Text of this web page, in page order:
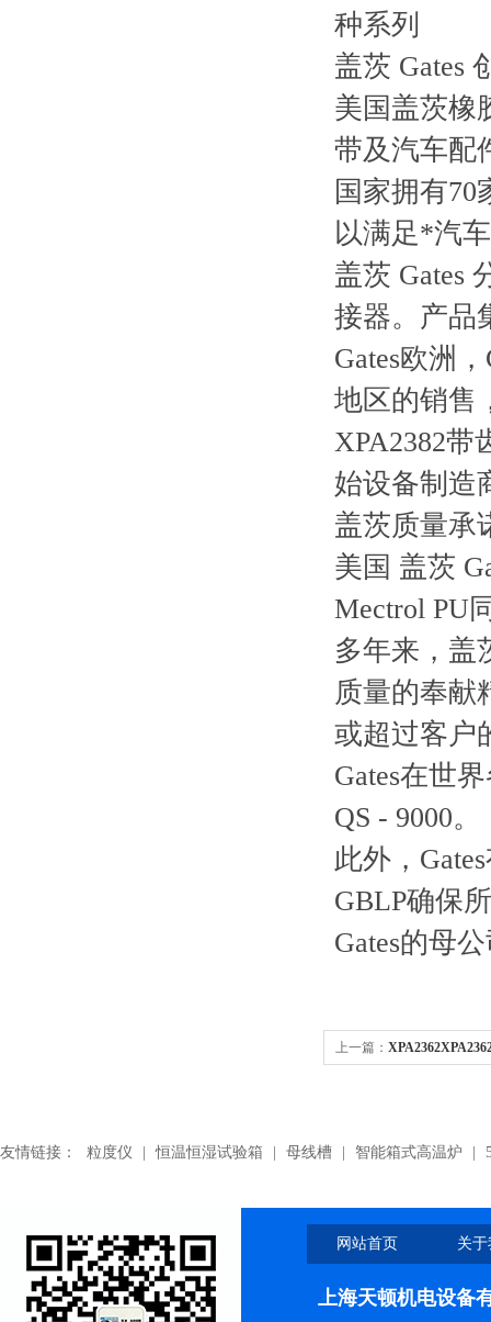
种系列
盖茨 Gates
美国盖茨橡
带及汽车配
国家拥有
以满足*汽
盖茨 Gates
接器。产品
Gates欧洲
地区的销售
XPA2382带
始设备制造
盖茨质量承
美国 盖茨
Mectrol PU
多年来，盖
质量的奉献
或超过客户
Gates在世
QS - 9000。
此外，
GBLP确保
Gates的母
上一篇：
友情链接： 粒度仪 恒温恒湿试验箱 母线槽 智能箱式高温炉
网站首页 关
上海天顿机电设备